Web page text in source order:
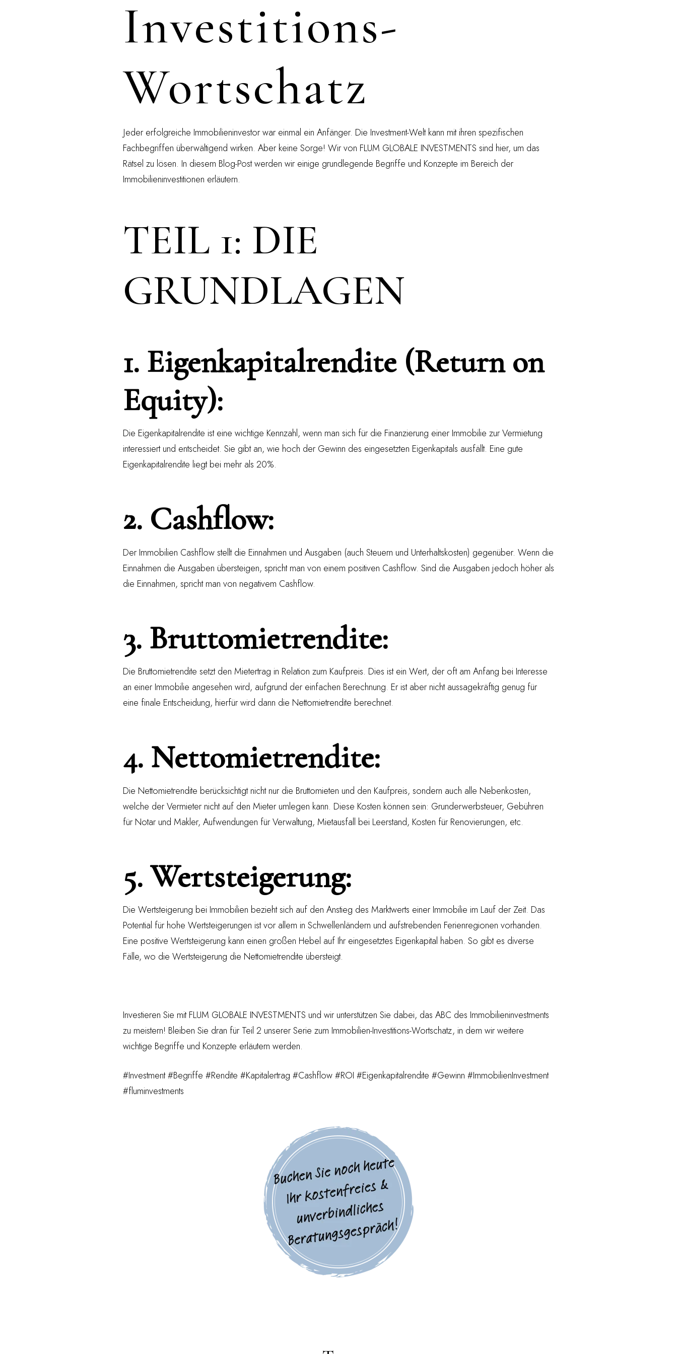
Investitions-
Wortschatz
Jeder erfolgreiche Immobilieninvestor war einmal ein Anfänger. Die Investment-Welt kann mit ihren spezifischen
Fachbegriffen überwältigend wirken. Aber keine Sorge! Wir von FLUM GLOBALE INVESTMENTS sind hier, um das
Rätsel zu lösen. In diesem Blog-Post werden wir einige grundlegende Begriffe und Konzepte im Bereich der
Immobilieninvestitionen erläutern.
TEIL 1: DIE
GRUNDLAGEN
1. Eigenkapitalrendite (Return on
Equity):
Die Eigenkapitalrendite ist eine wichtige Kennzahl, wenn man sich für die Finanzierung einer Immobilie zur Vermietung
interessiert und entscheidet. Sie gibt an, wie hoch der Gewinn des eingesetzten Eigenkapitals ausfällt. Eine gute
Eigenkapitalrendite liegt bei mehr als 20%.
2. Cashflow:
Der Immobilien Cashflow stellt die Einnahmen und Ausgaben (auch Steuern und Unterhaltskosten) gegenüber. Wenn die
Einnahmen die Ausgaben übersteigen, spricht man von einem positiven Cashflow. Sind die Ausgaben jedoch höher als
die Einnahmen, spricht man von negativem Cashflow.
3. Bruttomietrendite:
Die Bruttomietrendite setzt den Mietertrag in Relation zum Kaufpreis. Dies ist ein Wert, der oft am Anfang bei Interesse
an einer Immobilie angesehen wird, aufgrund der einfachen Berechnung. Er ist aber nicht aussagekräftig genug für
eine finale Entscheidung, hierfür wird dann die Nettomietrendite berechnet.
4. Nettomietrendite:
Die Nettomietrendite berücksichtigt nicht nur die Bruttomieten und den Kaufpreis, sondern auch alle Nebenkosten,
welche der Vermieter nicht auf den Mieter umlegen kann. Diese Kosten können sein: Grunderwerbsteuer, Gebühren
für Notar und Makler, Aufwendungen für Verwaltung, Mietausfall bei Leerstand, Kosten für Renovierungen, etc.
5. Wertsteigerung:
Die Wertsteigerung bei Immobilien bezieht sich auf den Anstieg des Marktwerts einer Immobilie im Lauf der Zeit. Das
Potential für hohe Wertsteigerungen ist vor allem in Schwellenländern und aufstrebenden Ferienregionen vorhanden.
Eine positive Wertsteigerung kann einen großen Hebel auf Ihr eingesetztes Eigenkapital haben. So gibt es diverse
Fälle, wo die Wertsteigerung die Nettomietrendite übersteigt.
Investieren Sie mit FLUM GLOBALE INVESTMENTS und wir unterstützen Sie dabei, das ABC des Immobilieninvestments
zu meistern! Bleiben Sie dran für Teil 2 unserer Serie zum Immobilien-Investitions-Wortschatz, in dem wir weitere
wichtige Begriffe und Konzepte erläutern werden.
#Investment #Begriffe #Rendite #Kapitalertrag #Cashflow #ROI #Eigenkapitalrendite #Gewinn #ImmobilienInvestment
#fluminvestments